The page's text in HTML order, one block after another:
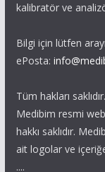
kalibratör ve
Bilgi için lütfen
ePosta:
Tüm hakları
Medibim resmi
hakkı saklıdır.
ait logolar ve
....